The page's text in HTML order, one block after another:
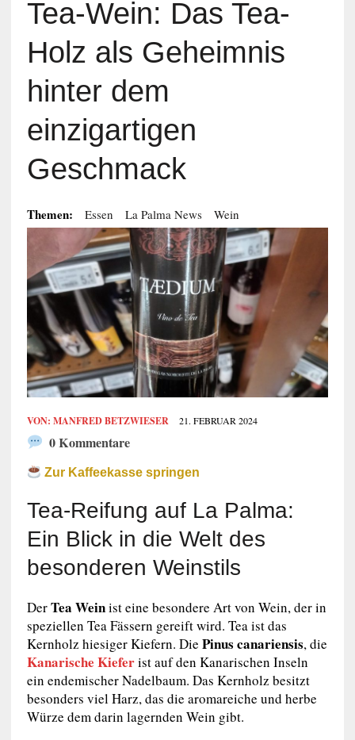
Tea-Wein: Das Tea-
Holz als Geheimnis
hinter dem
einzigartigen
Geschmack
Themen: Essen La Palma News Wein
VON: MANFRED BETZWIESER 21. FEBRUAR 2024
0 Kommentare
Zur Kaffeekasse springen
Tea-Reifung auf La Palma:
Ein Blick in die Welt des
besonderen Weinstils
DerTea Weinist eine besondere Art von Wein, der in
speziellen Tea Fässern gereift wird. Tea ist das
Kernholz hiesiger Kiefern. Die Pinus canariensis, die
Kanarische Kieferist auf den Kanarischen Inseln
ein endemischer Nadelbaum. Das Kernholz besitzt
besonders viel Harz, das die aromareiche und herbe
Würze dem darin lagernden Wein gibt.